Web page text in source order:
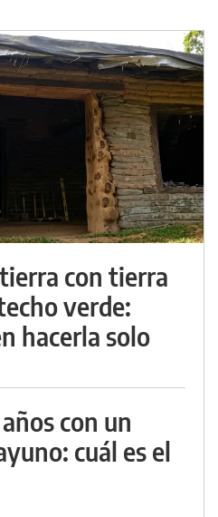
con tierra
verde:
hacerla solo
con un
cuál es el